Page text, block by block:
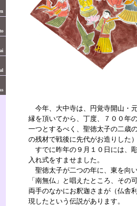
今年、大中寺は、円覚寺開山・
縁を頂いてから、丁度、７００年
一つとするべく、聖徳太子の二歳
の残材で戦後に先代がお造りした
すでに昨年の９月１０日には、
入れ式をすませました。
聖徳太子が二つの年に、東を向
「南無仏」と唱えたところ、その
両手のなかにお釈迦さまが（仏舎
現したという伝説があります。